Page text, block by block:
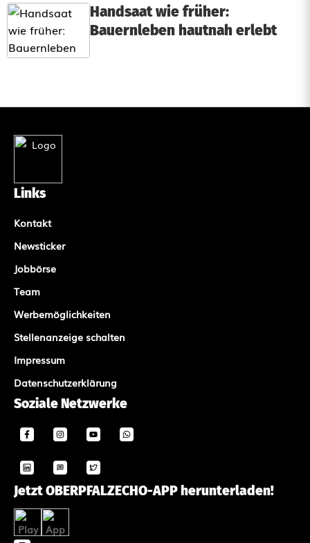
Handsaat wie früher:
Bauernleben hautnah erlebt
Links
Kontakt
Newsticker
Jobbörse
Team
Werbemöglichkeiten
Stellenanzeige schalten
Impressum
Datenschutzerklärung
Soziale Netzwerke
Jetzt OBERPFALZECHO-APP herunterladen!